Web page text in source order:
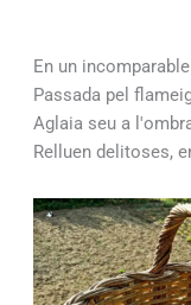
En un
Passada pel
Aglaia seu a
Relluen delitoses,